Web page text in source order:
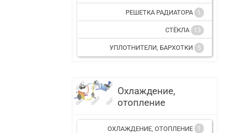
РЕШЕТКА РАДИАТОРА 1
СТЁКЛА 13
УПЛОТНИТЕЛИ, БАРХОТКИ 5
Охлаждение,
отопление
ОХЛАЖДЕНИЕ, ОТОПЛЕНИЕ 1